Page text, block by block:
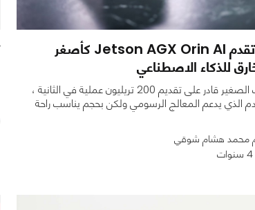
NVIDIA تقدم Jetson AGX Orin AI كأصغر
للذكاء الاصطناعي
هذا الحاسوب الصغير قادر على تقديم 200 تريليون عملية في الثانية ،
الذي يدعم المعالج الرسومي ولكن بحجم يناسب راحة
محمد هشام شوقي